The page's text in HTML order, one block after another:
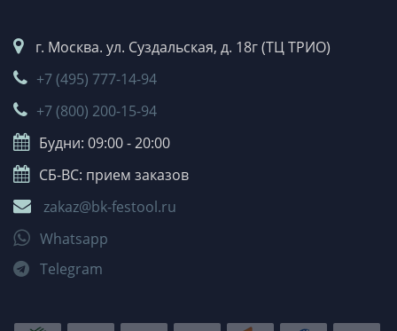
г. Москва. ул. Суздальская, д. 18г (ТЦ ТРИО)
+7 (495) 777-14-94
+7 (800) 200-15-94
Будни: 09:00 - 20:00
СБ-ВС: прием заказов
zakaz@bk-festool.ru
Whatsapp
Telegram